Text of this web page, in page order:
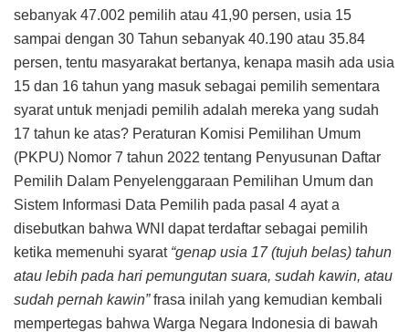
sebanyak 47.002 pemilih atau 41,90 persen, usia 15
sampai dengan 30 Tahun sebanyak 40.190 atau 35.84
persen, tentu masyarakat bertanya, kenapa masih ada usia
15 dan 16 tahun yang masuk sebagai pemilih sementara
syarat untuk menjadi pemilih adalah mereka yang sudah
17 tahun ke atas? Peraturan Komisi Pemilihan Umum
(PKPU) Nomor 7 tahun 2022 tentang Penyusunan Daftar
Pemilih Dalam Penyelenggaraan Pemilihan Umum dan
Sistem Informasi Data Pemilih pada pasal 4 ayat a
disebutkan bahwa WNI dapat terdaftar sebagai pemilih
ketika memenuhi syarat “genap usia 17 (tujuh belas) tahun
atau lebih pada hari pemungutan suara, sudah kawin, atau
sudah pernah kawin”frasa inilah yang kemudian kembali
mempertegas bahwa Warga Negara Indonesia di bawah